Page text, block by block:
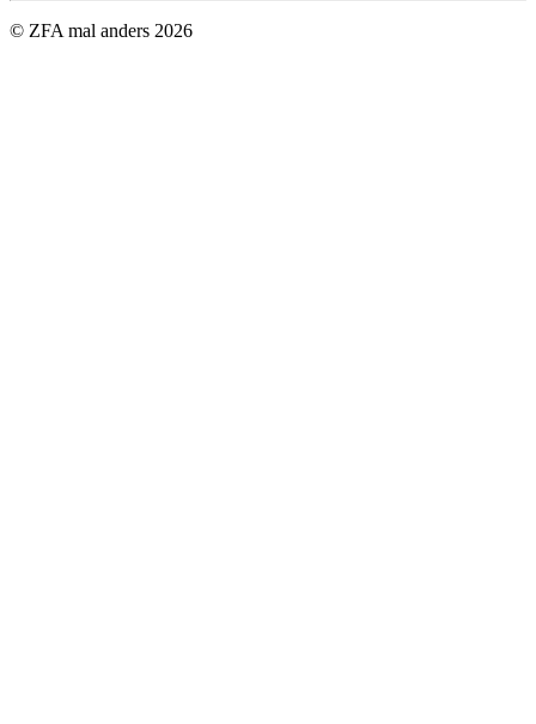
© ZFA mal anders 2026